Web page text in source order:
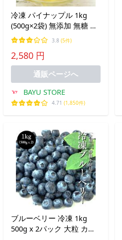
冷凍 パイナップル 1kg
(500g×2袋) 無添加 無糖 カ
ット済み 冷凍パイナップ
ル スナックパイン 砂糖不
使用 添加物不使用 冷凍パ
イン 爆買
3.8 (5件)
2,580 円
通販ページへ
BAYU STORE
4.71 (1,850件)
ブルーベリー 冷凍 1kg
500g x 2パック 大粒 カナ